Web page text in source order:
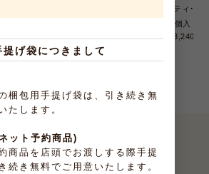
ー
個入
プティ･ガ
36個入
￥3,240
最近見たお菓子
提げ袋につきまして
梱包用手提げ袋は、引き続き無
たします。
ット予約商品)
商品を店頭でお渡しする際手提
続き無料でご用意いたします。